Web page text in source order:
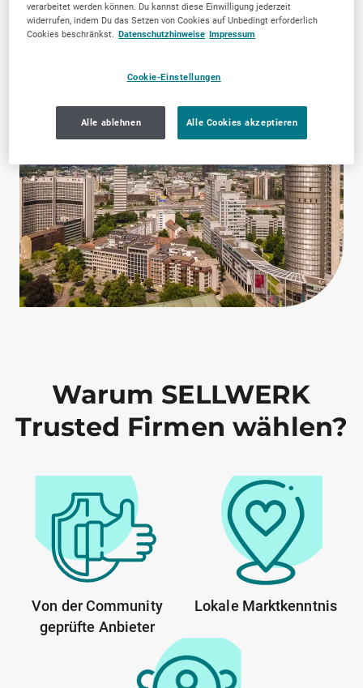
Warum SELLWERK
Trusted Firmen wählen?
Von der Community
geprüfte Anbieter
Lokale Marktkenntnis
verarbeitet werden können. Du kannst diese Einwilligung jederzeit
widerrufen, indem Du das Setzen von Cookies auf Unbedingt erforderlich
Cookies beschränkst. Datenschutzhinweise Impressum
Cookie-Einstellungen
Alle ablehnen Alle Cookies akzeptieren